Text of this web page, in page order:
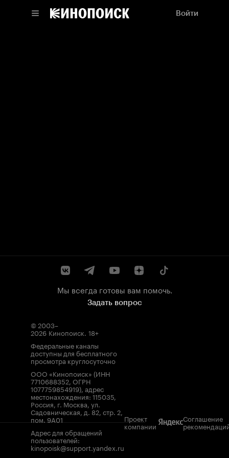
Войти
Мы всегда готовы вам помочь.
Задать вопрос
© 2003–
2026 Кинопоиск. 18+
Федеральные каналы
доступны для бесплатного
просмотра круглосуточно
ООО «Кинопоиск» (ИНН
7710688352, ОГРН
1077759854919), адрес
местонахождения: 115035,
Россия, г. Москва, ул.
Садовническая, д. 82, стр. 2,
пом. 9А01
Адрес для обращений
пользователей:
kinopoisk@support.yandex.ru
Проект
компании
Соглашение